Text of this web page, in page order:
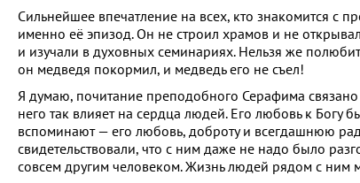
Сильнейшее впечатление на всех, кто знакомится с
именно её эпизод. Он не строил храмов и не
и изучали в духовных семинариях. Нельзя же
он медведя покормил, и медведь его не съел!
Я думаю, почитание преподобного Серафима
него так влияет на сердца людей. Его любовь к Богу
вспоминают — его любовь, доброту и всегдашнюю
свидетельствовали, что с ним даже не надо было
совсем другим человеком. Жизнь людей рядом с ним